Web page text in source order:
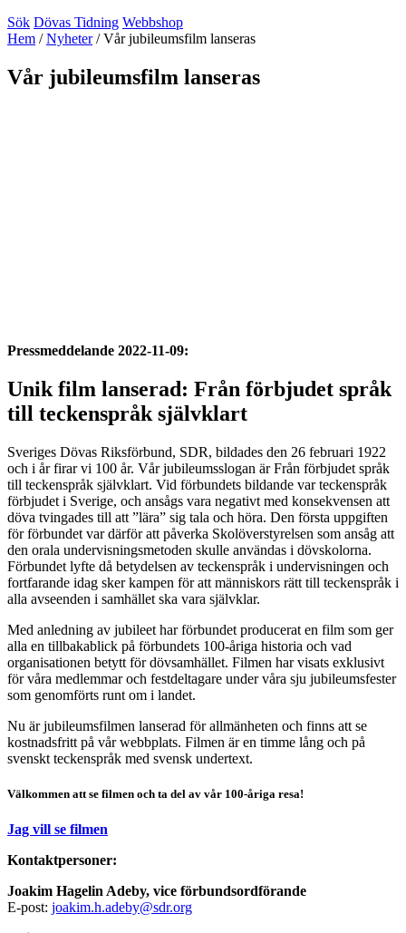
Sök Dövas Tidning Webbshop
Hem /Nyheter/Vår jubileumsfilm lanseras
Vår jubileumsfilm lanseras
Pressmeddelande 2022-11-09:
Unik film lanserad: Från förbjudet språk
till teckenspråk självklart
Sveriges Dövas Riksförbund, SDR, bildades den 26 februari 1922
och i år firar vi 100 år. Vår jubileumsslogan är Från förbjudet språk
till teckenspråk självklart. Vid förbundets bildande var teckenspråk
förbjudet i Sverige, och ansågs vara negativt med konsekvensen att
döva tvingades till att ”lära” sig tala och höra. Den första uppgiften
för förbundet var därför att påverka Skolöverstyrelsen som ansåg att
den orala undervisningsmetoden skulle användas i dövskolorna.
Förbundet lyfte då betydelsen av teckenspråk i undervisningen och
fortfarande idag sker kampen för att människors rätt till teckenspråk i
alla avseenden i samhället ska vara självklar.
Med anledning av jubileet har förbundet producerat en film som ger
alla en tillbakablick på förbundets 100-åriga historia och vad
organisationen betytt för dövsamhället. Filmen har visats exklusivt
för våra medlemmar och festdeltagare under våra sju jubileumsfester
som genomförts runt om i landet.
Nu är jubileumsfilmen lanserad för allmänheten och finns att se
kostnadsfritt på vår webbplats. Filmen är en timme lång och på
svenskt teckenspråk med svensk undertext.
Välkommen att se filmen och ta del av vår 100-åriga resa!
Jag vill se filmen
Kontaktpersoner:
Joakim Hagelin Adeby, vice förbundsordförande
E-post: joakim.h.adeby@sdr.org